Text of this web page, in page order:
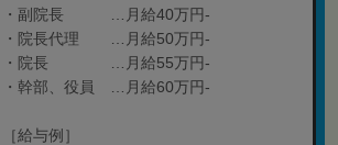
・副院長 …月給40万円-
・院長代理 …月給50万円-
・院長 …月給55万円-
・幹部、役員 …月給60万円-
［給与例］